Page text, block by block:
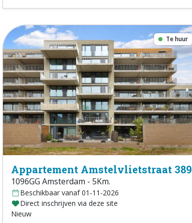
Te huur
Appartement Amstelvlietstraat 389
1096GG Amsterdam - 5Km.
Beschikbaar vanaf 01-11-2026
Direct inschrijven via deze site
Nieuw